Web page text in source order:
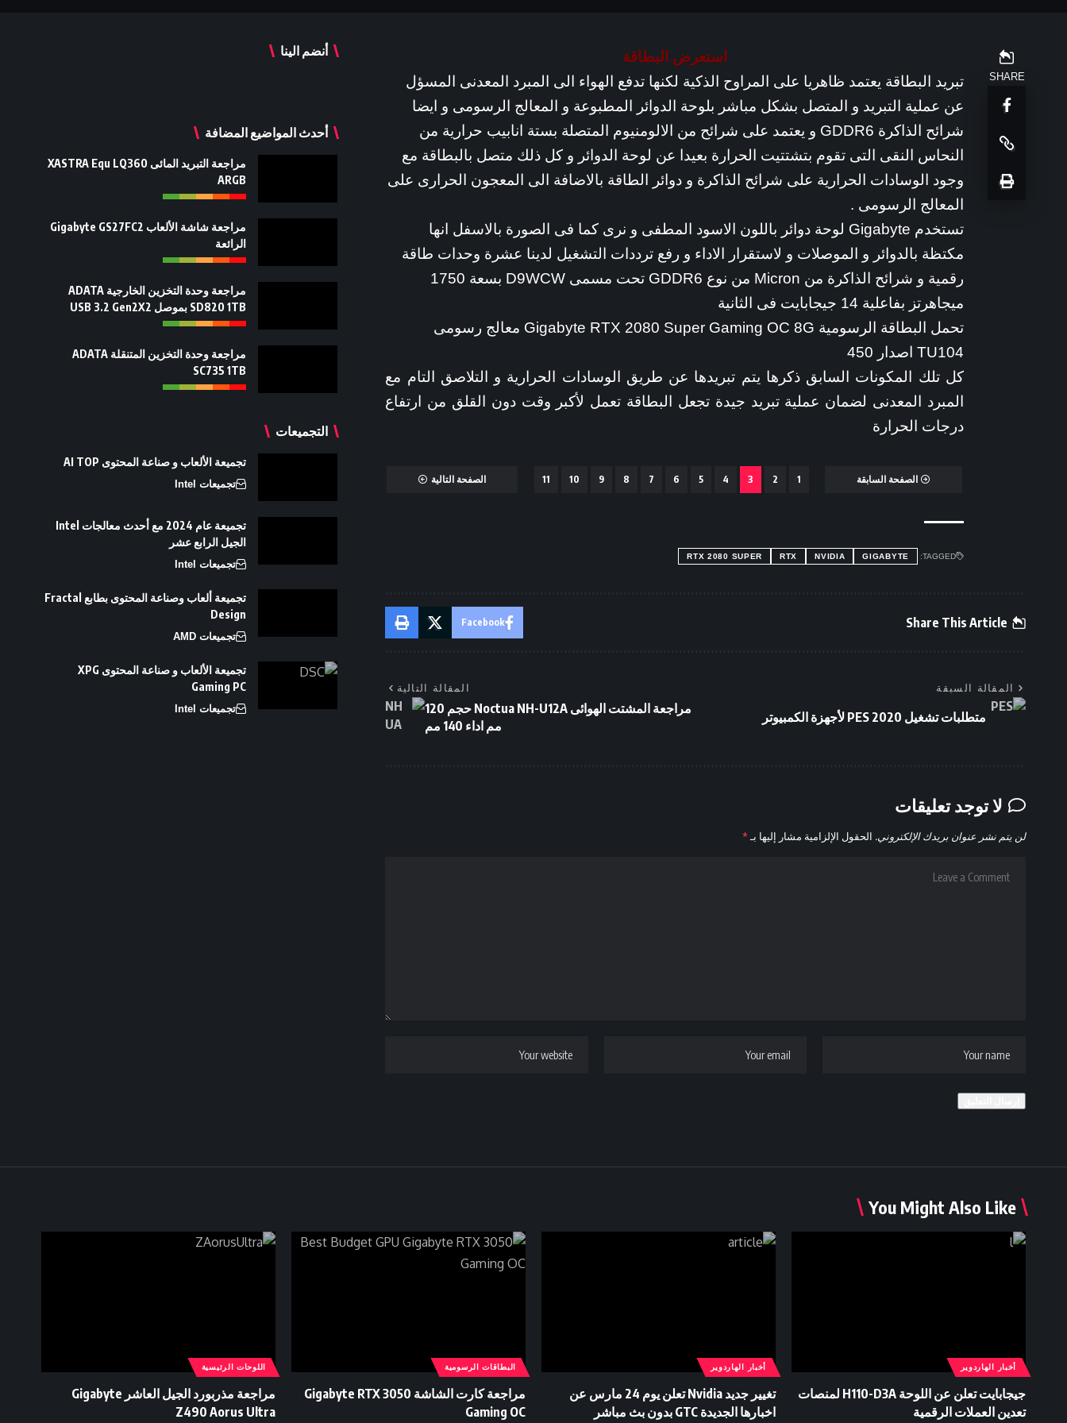
SHARE
استعرض البطاقة
تبريد البطاقة يعتمد ظاهريا على المراوح الذكية لكنها تدفع الهواء الى المبرد المعدنى المسؤل
عن عملية التبريد و المتصل بشكل مباشر بلوحة الدوائر المطبوعة و المعالج الرسومى و ايضا
شرائح الذاكرة GDDR6 و يعتمد على شرائح من الالومنيوم المتصلة بستة انابيب حرارية من
النحاس النقى التى تقوم بتشتتيت الحرارة بعيدا عن لوحة الدوائر و كل ذلك متصل بالبطاقة مع
وجود الوسادات الحرارية على شرائح الذاكرة و دوائر الطاقة بالاضافة الى المعجون الحرارى على
المعالج الرسومى .
تستخدم Gigabyte لوحة دوائر باللون الاسود المطفى و نرى كما فى الصورة بالاسفل انها
مكتظة بالدوائر و الموصلات و لاستقرار الاداء و رفع ترددات التشغيل لدينا عشرة وحدات طاقة
رقمية و شرائح الذاكرة من Micron من نوع GDDR6 تحت مسمى D9WCW بسعة 1750
ميجاهرتز بفاعلية 14 جيجابايت فى الثانية
تحمل البطاقة الرسومية Gigabyte RTX 2080 Super Gaming OC 8G معالج رسومى
TU104 اصدار 450
كل تلك المكونات السابق ذكرها يتم تبريدها عن طريق الوسادات الحرارية و التلاصق التام مع
المبرد المعدنى لضمان عملية تبريد جيدة تجعل البطاقة تعمل لأكبر وقت دون القلق من ارتفاع
درجات الحرارة
الصفحة السابقة 1
2
3
4
5
6
7
8
9
10
11 الصفحة التالية
TAGGED:
GIGABYTE
NVIDIA
RTX
RTX 2080 SUPER
Share This Article
Facebook
المقالة السبقة
متطلبات تشغيل PES 2020 لأجهزة الكمبيوتر
المقالة التالية
مراجعة المشتت الهوائى Noctua NH-U12A حجم 120
مم اداء 140 مم
لا توجد تعليقات
لن يتم نشر عنوان بريدك الإلكتروني. الحقول الإلزامية مشار إليها بـ*
أنضم الينا
أحدث المواضيع المضافة
مراجعة التبريد المائى XASTRA Equ LQ360
ARGB
مراجعة شاشة الألعاب Gigabyte GS27FC2
الرائعة
مراجعة وحدة التخزين الخارجية ADATA
SD820 1TB بموصل USB 3.2 Gen2X2
مراجعة وحدة التخزين المتنقلة ADATA
SC735 1TB
التجميعات
تجميعة الألعاب و صناعة المحتوى AI TOP
تجميعات Intel
تجميعة عام 2024 مع أحدث معالجات Intel
الجيل الرابع عشر
تجميعات Intel
تجميعة ألعاب وصناعة المحتوى بطابع Fractal
Design
تجميعات AMD
تجميعة الألعاب و صناعة المحتوى XPG
Gaming PC
تجميعات Intel
You Might Also Like
أخبار الهاردوير
جيجابايت تعلن عن اللوحة H110-D3A لمنصات
تعدين العملات الرقمية
أخبار الهاردوير
تغيير جديد Nvidia تعلن يوم 24 مارس عن
اخبارها الجديدة GTC بدون بث مباشر
البطاقات الرسومية
مراجعة كارت الشاشة Gigabyte RTX 3050
Gaming OC
اللوحات الرئيسية
مراجعة مذربورد الجيل العاشر Gigabyte
Z490 Aorus Ultra